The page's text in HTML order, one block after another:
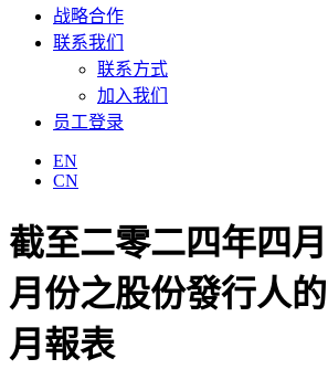
战略合作
联系我们
联系方式
加入我们
员工登录
EN
CN
截至二零二四年四
月份之股份發行人
月報表